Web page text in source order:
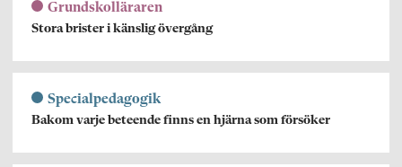
Grundskolläraren
Stora brister i känslig övergång
Specialpedagogik
Bakom varje beteende finns en hjärna som försöker